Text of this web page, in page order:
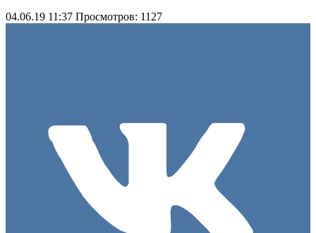
04.06.19 11:37 Просмотров: 1127